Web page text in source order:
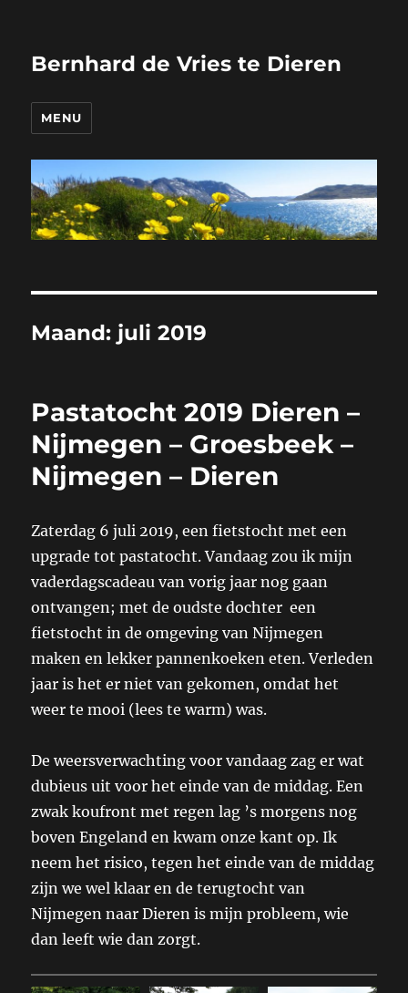
Bernhard de Vries te Dieren
MENU
Maand: juli 2019
Pastatocht 2019 Dieren –
Nijmegen – Groesbeek –
Nijmegen – Dieren
Zaterdag 6 juli 2019, een fietstocht met een
upgrade tot pastatocht. Vandaag zou ik mijn
vaderdagscadeau van vorig jaar nog gaan
ontvangen; met de oudste dochter een
fietstocht in de omgeving van Nijmegen
maken en lekker pannenkoeken eten. Verleden
jaar is het er niet van gekomen, omdat het
weer te mooi (lees te warm) was.
De weersverwachting voor vandaag zag er wat
dubieus uit voor het einde van de middag. Een
zwak koufront met regen lag ’s morgens nog
boven Engeland en kwam onze kant op. Ik
neem het risico, tegen het einde van de middag
zijn we wel klaar en de terugtocht van
Nijmegen naar Dieren is mijn probleem, wie
dan leeft wie dan zorgt.